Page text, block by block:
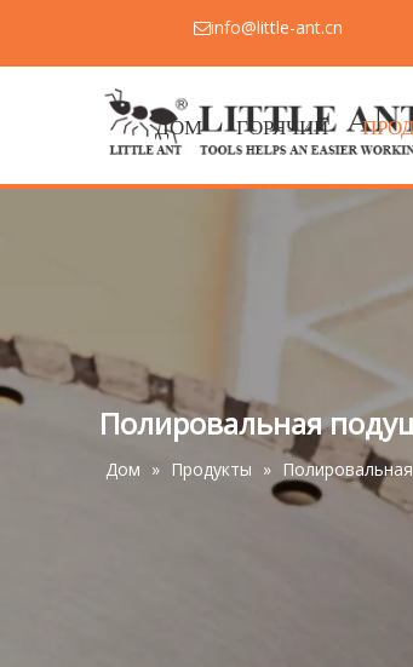
info@little-ant.cn
ДОМ ГОРЯЧИЙ
Полировальная
Дом » Продукты »